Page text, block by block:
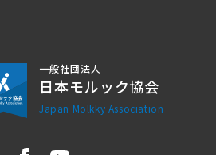
一般社団法人
日本モルック協会
Japan Mölkky Association